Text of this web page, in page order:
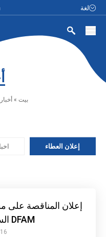
لغة
بيت »أخبار
إعلان العطاء
إعلان المناقصة على
السائلة والغازات DFAM